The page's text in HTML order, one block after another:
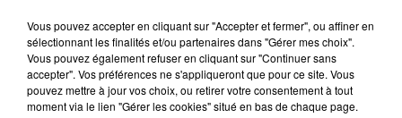
Des acteurs locaux du logement abordable saluent
l’initiative, tout en rappelant que les tiny homes ne sont
qu’une partie de la solution, car elles doivent s’inscrire dans
une stratégie globale qui inclut aussi des politiques
publiques et des logements permanents.
Vous pouvez accepter en cliquant sur "Accepter et fermer", ou affiner en
sélectionnant les finalités et/ou partenaires dans "Gérer mes choix".
Vous pouvez également refuser en cliquant sur "Continuer sans
accepter". Vos préférences ne s'appliqueront que pour ce site. Vous
pouvez mettre à jour vos choix, ou retirer votre consentement à tout
moment via le lien "Gérer les cookies" situé en bas de chaque page.